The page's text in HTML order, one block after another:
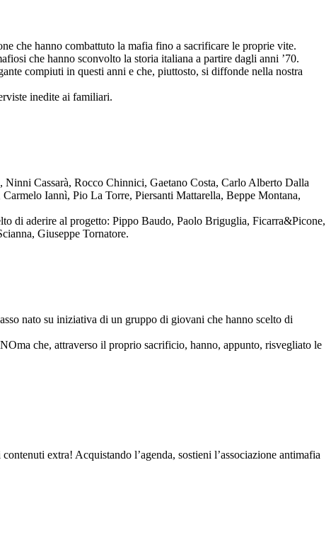
che hanno combattuto la mafia fino a sacrificare le proprie vite.
che hanno sconvolto la storia italiana a partire dagli anni ’70.
compiuti in questi anni e che, piuttosto, si diffonde nella nostra
inedite ai familiari.
Cassarà, Rocco Chinnici, Gaetano Costa, Carlo Alberto Dalla
Iannì, Pio La Torre, Piersanti Mattarella, Beppe Montana,
di aderire al progetto: Pippo Baudo, Paolo Briguglia, Ficarra&Picone,
Giuseppe Tornatore.
nato su iniziativa di un gruppo di giovani che hanno scelto di
che, attraverso il proprio sacrificio, hanno, appunto, risvegliato le
extra! Acquistando l’agenda, sostieni l’associazione antimafia